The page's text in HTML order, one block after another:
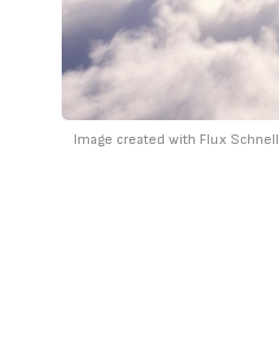
Image created with Flux Schnell